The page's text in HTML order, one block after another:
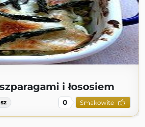
i łososiem
0 Smakowite